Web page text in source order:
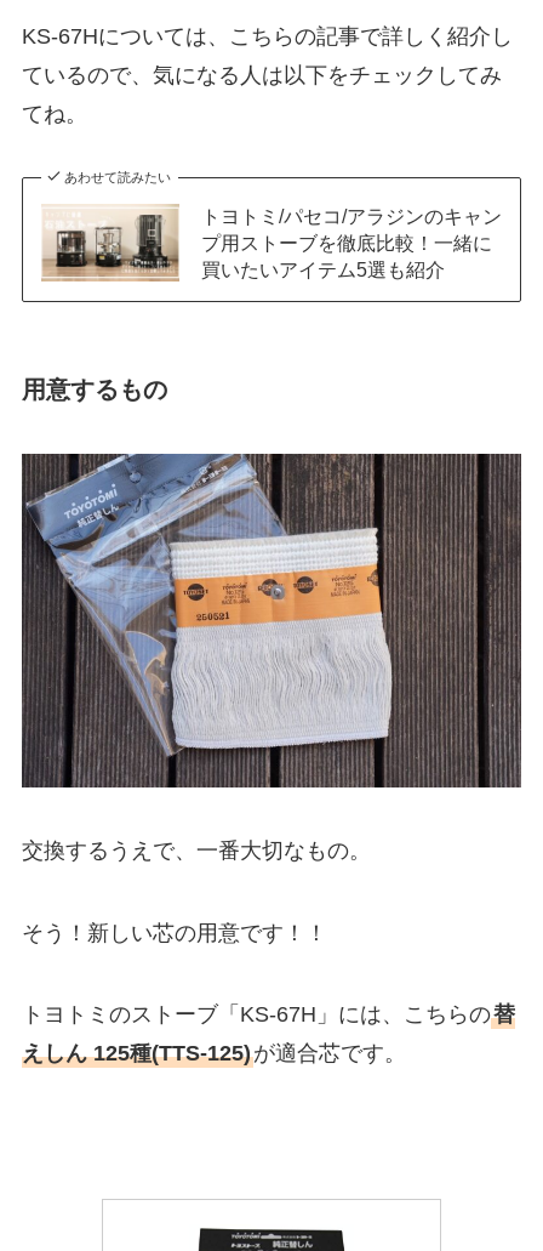
KS-67Hについては、こちらの記事で詳しく紹介し
ているので、気になる人は以下をチェックしてみ
てね。
あわせて読みたい
トヨトミ/パセコ/アラジンのキャン
プ用ストーブを徹底比較！一緒に
買いたいアイテム5選も紹介
用意するもの
交換するうえで、一番大切なもの。
そう！新しい芯の用意です！！
トヨトミのストーブ「KS-67H」には、こちらの替
えしん 125種(TTS-125)が適合芯です。